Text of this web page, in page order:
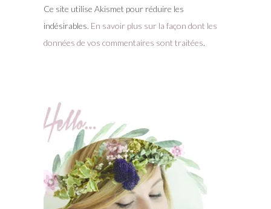
Ce site utilise Akismet pour réduire les
indésirables. En savoir plus sur la façon dont les
données de vos commentaires sont traitées.